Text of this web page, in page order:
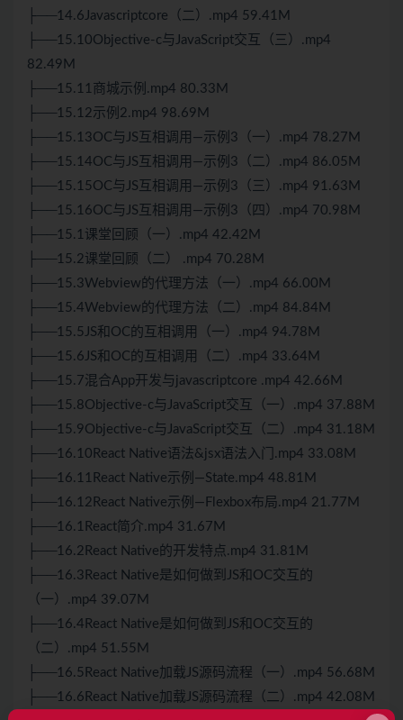
├──14.6Javascriptcore（二）.mp4 59.41M
├──15.10Objective-c与JavaScript交互（三）.mp4
82.49M
├──15.11商城示例.mp4 80.33M
├──15.12示例2.mp4 98.69M
├──15.13OC与JS互相调用—示例3（一）.mp4 78.27M
├──15.14OC与JS互相调用—示例3（二）.mp4 86.05M
├──15.15OC与JS互相调用—示例3（三）.mp4 91.63M
├──15.16OC与JS互相调用—示例3（四）.mp4 70.98M
├──15.1课堂回顾（一）.mp4 42.42M
├──15.2课堂回顾（二） .mp4 70.28M
├──15.3Webview的代理方法（一）.mp4 66.00M
├──15.4Webview的代理方法（二）.mp4 84.84M
├──15.5JS和OC的互相调用（一）.mp4 94.78M
├──15.6JS和OC的互相调用（二）.mp4 33.64M
├──15.7混合App开发与javascriptcore .mp4 42.66M
├──15.8Objective-c与JavaScript交互（一）.mp4 37.88M
├──15.9Objective-c与JavaScript交互（二）.mp4 31.18M
├──16.10React Native语法&jsx语法入门.mp4 33.08M
├──16.11React Native示例—State.mp4 48.81M
├──16.12React Native示例—Flexbox布局.mp4 21.77M
├──16.1React简介.mp4 31.67M
├──16.2React Native的开发特点.mp4 31.81M
├──16.3React Native是如何做到JS和OC交互的
（一）.mp4 39.07M
├──16.4React Native是如何做到JS和OC交互的
（二）.mp4 51.55M
├──16.5React Native加载JS源码流程（一）.mp4 56.68M
├──16.6React Native加载JS源码流程（二）.mp4 42.08M